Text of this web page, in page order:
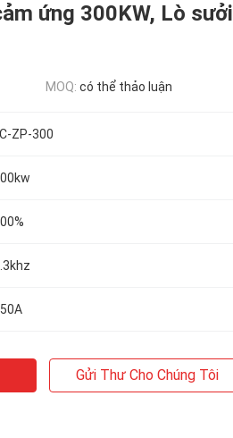
ứng 300KW, Lò sưởi
MOQ: có thể thảo luận
ZP-300
Gửi Thư Cho Chúng Tôi